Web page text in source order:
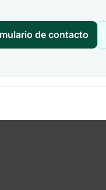
de contacto